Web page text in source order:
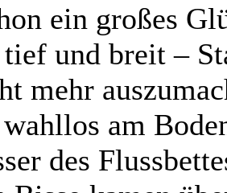
ein großes
und breit –
mehr
am
des